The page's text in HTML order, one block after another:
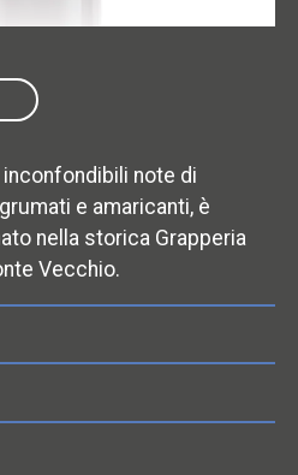
note di
e amaricanti, è
nella storica Grapperia
Vecchio.